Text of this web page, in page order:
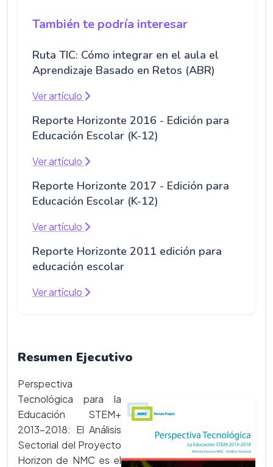
También te podría interesar
Ruta TIC: Cómo integrar en el aula el
Aprendizaje Basado en Retos (ABR)
Ver artículo
Reporte Horizonte 2016 - Edición para
Educación Escolar (K-12)
Ver artículo
Reporte Horizonte 2017 - Edición para
Educación Escolar (K-12)
Ver artículo
Reporte Horizonte 2011 edición para
educación escolar
Ver artículo
Resumen Ejecutivo
Perspectiva
Tecnológica para la
Educación STEM+
2013-2018: El Análisis
Sectorial del Proyecto
Horizon de NMC es el